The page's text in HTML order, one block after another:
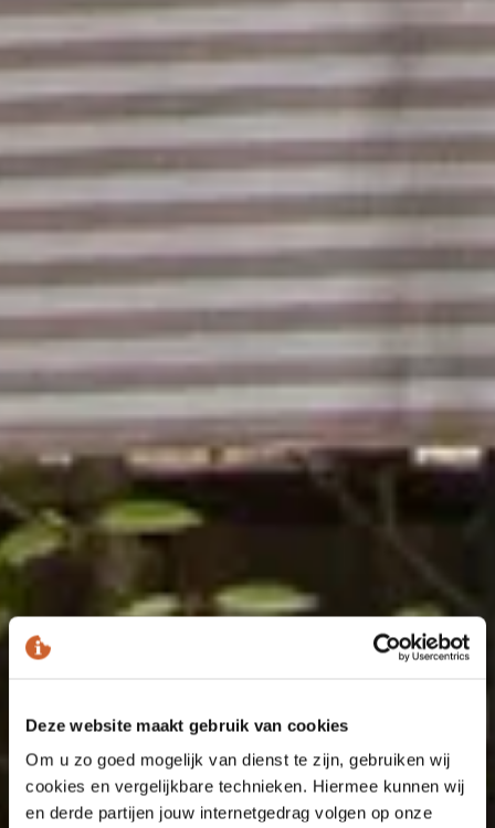
Deze website maakt gebruik van cookies
Om u zo goed mogelijk van dienst te zijn, gebruiken wij
cookies en vergelijkbare technieken. Hiermee kunnen wij
en derde partijen jouw internetgedrag volgen op onze